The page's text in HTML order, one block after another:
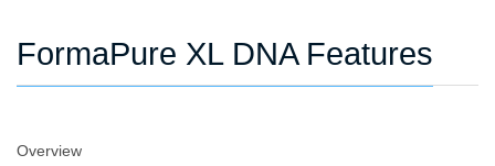
FormaPure XL DNA Features
Overview